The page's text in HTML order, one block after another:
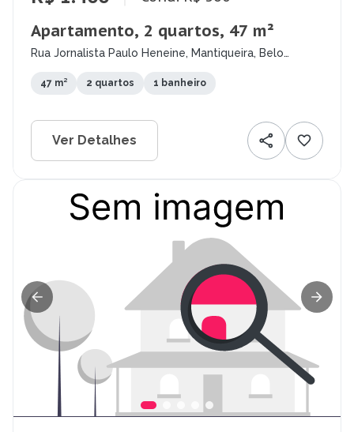
Apartamento, 2 quartos, 47 m²
Rua Jornalista Paulo Heneine, Mantiqueira, Belo
47 m² 2 quartos 1 banheiro
Ver Detalhes